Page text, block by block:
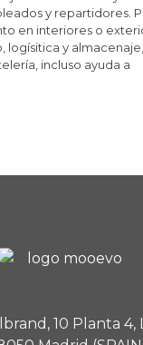
y repartidores.
en interiores o
logísitica y
incluso ayuda a
10 Planta 4,